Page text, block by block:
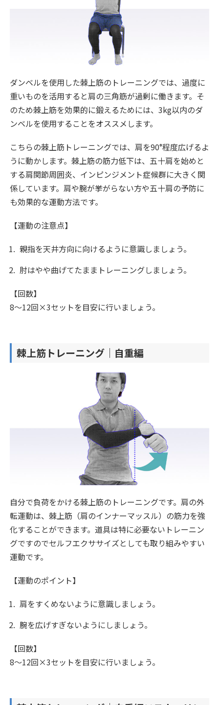
ダンベルを使用した棘上筋のトレーニングでは、過度に
重いものを活用すると肩の三角筋が過剰に働きます。そ
のため棘上筋を効果的に鍛えるためには、3kg以内のダ
ンベルを使用することをオススメします。
こちらの棘上筋トレーニングでは、肩を90°程度広げるよ
うに動かします。棘上筋の筋力低下は、五十肩を始めと
する肩関節周囲炎、インピンジメント症候群に大きく関
係しています。肩や腕が挙がらない方や五十肩の予防に
も効果的な運動方法です。
【運動の注意点】
親指を天井方向に向けるように意識しましょう。
肘はやや曲げてたままトレーニングしましょう。
【回数】
8〜12回×3セットを目安に行いましょう。
棘上筋トレーニング｜自重編
自分で負荷をかける棘上筋のトレーニングです。肩の外
転運動は、棘上筋（肩のインナーマッスル）の筋力を強
化することができます。道具は特に必要ないトレーニン
グですのでセルフエクササイズとしても取り組みやすい
運動です。
【運動のポイント】
肩をすくめないように意識しましょう。
腕を広げすぎないようにしましょう。
【回数】
8〜12回×3セットを目安に行いましょう。